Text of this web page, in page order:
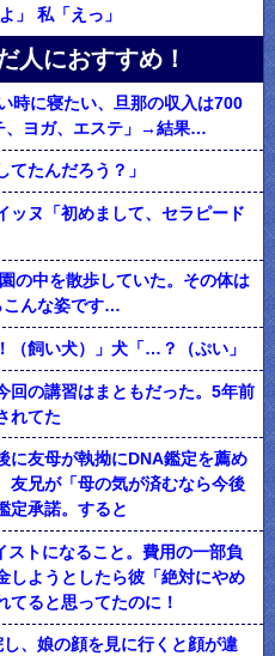
」 私「えっ」
人におすすめ！
時に寝たい、旦那の収入は700
、ヨガ、エステ」→結果…
たんだろう？」
ッヌ「初めまして、セラピード
の中を散歩していた。その体は
こんな姿です…
（飼い犬）」犬「…？（ぷい」
回の講習はまともだった。5年前
れてた
に友母が執拗にDNA鑑定を薦め
友兄が「母の気が済むなら今後
定承諾。すると
ストになること。費用の一部負
しようとしたら彼「絶対にやめ
ると思ってたのに！
、娘の顔を見に行くと顔が違